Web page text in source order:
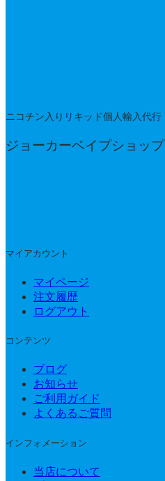
ニコチン入りリキッド個人輸入代行
ジョーカーベイプショップ
マイアカウント
マイページ
注文履歴
ログアウト
コンテンツ
ブログ
お知らせ
ご利用ガイド
よくあるご質問
インフォメーション
当店について